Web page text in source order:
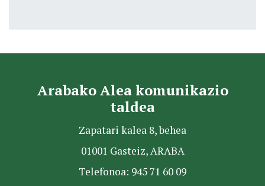
Arabako Alea komunikazio
taldea
Zapatari kalea 8, behea
01001 Gasteiz, ARABA
Telefonoa: 945 71 60 09